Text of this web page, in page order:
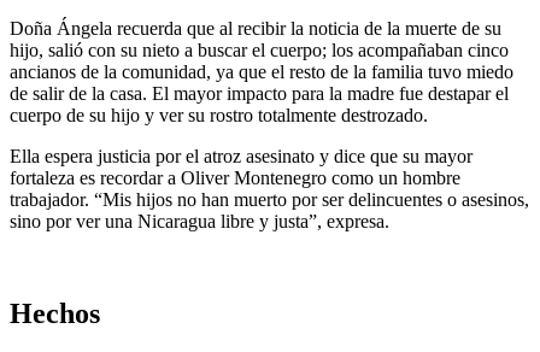
Doña Ángela recuerda que al recibir la noticia de la muerte de su
hijo, salió con su nieto a buscar el cuerpo; los acompañaban cinco
ancianos de la comunidad, ya que el resto de la familia tuvo miedo
de salir de la casa. El mayor impacto para la madre fue destapar el
cuerpo de su hijo y ver su rostro totalmente destrozado.
Ella espera justicia por el atroz asesinato y dice que su mayor
fortaleza es recordar a Oliver Montenegro como un hombre
trabajador. “Mis hijos no han muerto por ser delincuentes o asesinos,
sino por ver una Nicaragua libre y justa”, expresa.
Hechos